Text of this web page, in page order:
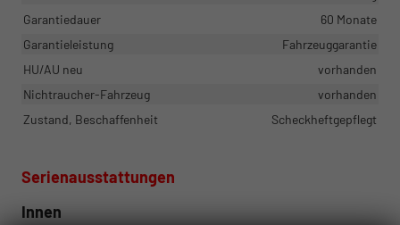
Garantiedauer
60 Monate
Garantieleistung
Fahrzeuggarantie
HU/AU neu
vorhanden
Nichtraucher-Fahrzeug
vorhanden
Zustand, Beschaffenheit
Scheckheftgepflegt
Serienausstattungen
Innen